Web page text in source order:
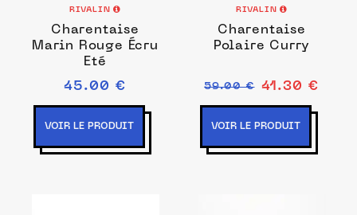
RIVALIN
Charentaise
Marin Rouge Écru
Eté
45.00 €
VOIR LE PRODUIT
RIVALIN
Charentaise
Polaire Curry
59.00 € 41.30 €
VOIR LE PRODUIT